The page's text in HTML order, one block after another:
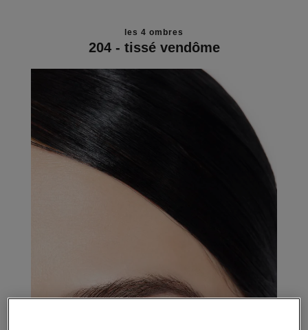
les 4 ombres
204 - tissé vendôme